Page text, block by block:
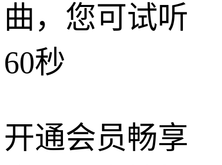
曲，您可试听
60秒
开通会员畅享